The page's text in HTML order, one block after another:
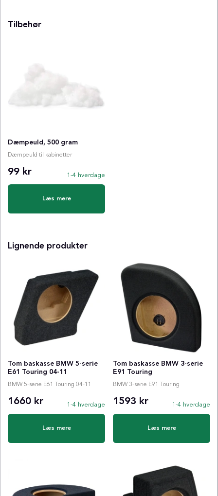
Tilbehør
Dæmpeuld, 500 gram
Dæmpeuld til kabinetter
99 kr 1-4 hverdage
Læs mere
Lignende produkter
Tom baskasse BMW 5-serie
E61 Touring 04-11
BMW 5-serie E61 Touring 04-11
1660 kr 1-4 hverdage
Læs mere
Tom baskasse BMW 3-serie
E91 Touring
BMW 3-serie E91 Touring
1593 kr 1-4 hverdage
Læs mere